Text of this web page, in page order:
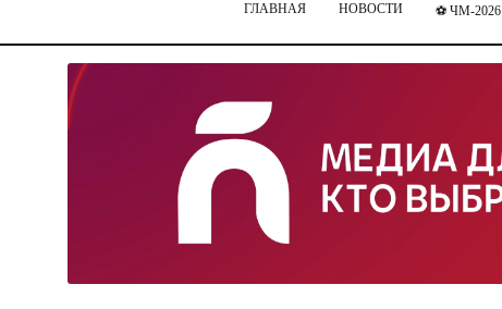
ГЛАВНАЯ НОВОСТИ ⚽ ЧМ-2026